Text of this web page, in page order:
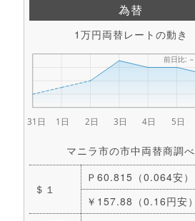
為替
1万円両替レートの動き
マニラ市の市中両替商調べ
＄１
Ｐ60.815（0.064安）
￥157.88（0.16円安）